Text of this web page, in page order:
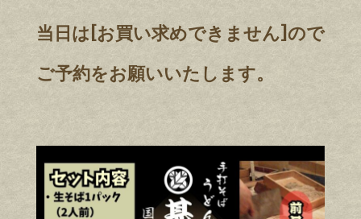
当日は[お買い求めできません]ので
ご予約をお願いいたします。